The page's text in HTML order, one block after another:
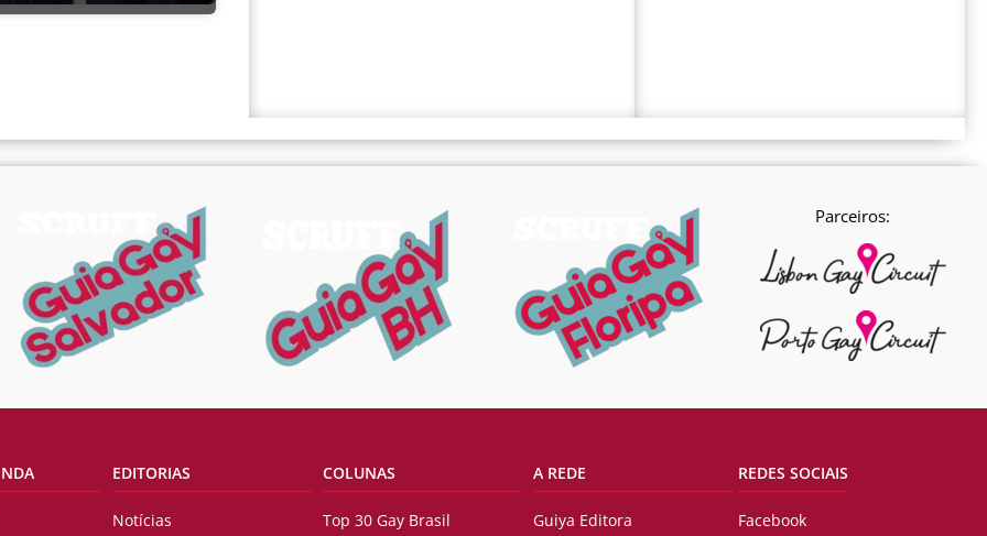
Parceiros:
EDITORIAS
Notícias
COLUNAS
Top 30 Gay Brasil
A REDE
Guiya Editora
REDES SOCIAIS
Facebook